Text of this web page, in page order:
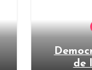
de